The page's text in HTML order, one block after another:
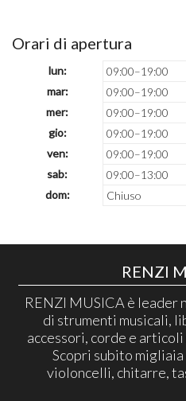
Orari di apertura
lun:
09:00–19:00
mar:
09:00–19:00
mer:
09:00–19:00
gio:
09:00–19:00
ven:
09:00–19:00
sab:
09:00–13:00
dom:
Chiuso
RENZI
RENZI MUSICA è
di strumenti musicali,
accessori, corde e
Scopri subito
violoncelli, chitarre,